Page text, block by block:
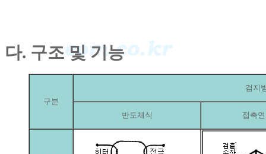
다. 구조 및 기능
구분
검지
반도체식 접촉